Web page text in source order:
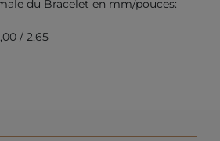
du Bracelet en mm/pouces:
/ 2,65